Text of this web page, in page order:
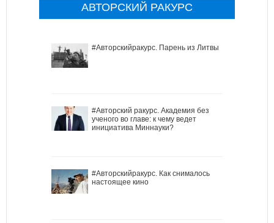
АВТОРСКИЙ РАКУРС
#Авторскийракурс. Парень из Литвы
#Авторский ракурс. Академия без
ученого во главе: к чему ведет
инициатива Миннауки?
#Авторскийракурс. Как снималось
настоящее кино